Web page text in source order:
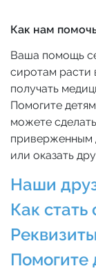
Как нам
Ваша помощь
сиротам расти
получать
Помогите
можете
приверженным
или оказать
Наши
Как стать
Реквизиты
Помогите